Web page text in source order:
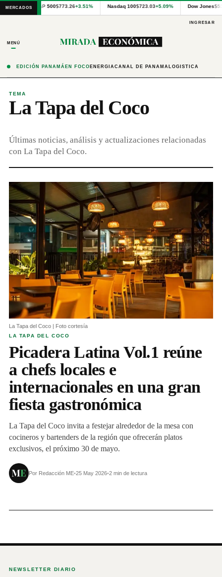
MERCADOS S&P 500$773.26+3.51% Nasdaq 100$723.03+5.09% Dow Jones
Cotizaciones
internacionales
Financial
Modeling
precios
por
Latinex
para
INGRESAR
MENÚ
EDICIÓN PANAMÁ EN FOCO ENERGÍACANAL DE PANAMÁ LOGÍSTICA
TEMA
La Tapa del Coco
Últimas noticias, análisis y actualizaciones relacionadas
con La Tapa del Coco.
LA TAPA DEL COCO
Picadera Latina Vol.1 reúne
a chefs locales e
internacionales en una gran
fiesta gastronómica
La Tapa del Coco invita a festejar alrededor de la mesa con
cocineros y bartenders de la región que ofrecerán platos
exclusivos, el próximo 30 de mayo.
Por Redacción ME•25 May 2026•2 min de lectura
La Tapa del Coco | Foto cortesía
NEWSLETTER DIARIO